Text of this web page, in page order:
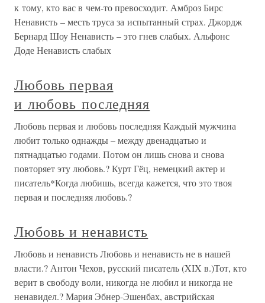
к тому, кто вас в чем-то превосходит. Амброз Бирс
Ненависть – месть труса за испытанный страх. Джордж
Бернард Шоу Ненависть – это гнев слабых. Альфонс
Доде Ненависть слабых
Любовь первая
и любовь последняя
Любовь первая и любовь последняя Каждый мужчина
любит только однажды – между двенадцатью и
пятнадцатью годами. Потом он лишь снова и снова
повторяет эту любовь.? Курт Гёц, немецкий актер и
писатель*Когда любишь, всегда кажется, что это твоя
первая и последняя любовь.?
Любовь и ненависть
Любовь и ненависть Любовь и ненависть не в нашей
власти.? Антон Чехов, русский писатель (XIX в.)Тот, кто
верит в свободу воли, никогда не любил и никогда не
ненавидел.? Мария Эбнер-Эшенбах, австрийская